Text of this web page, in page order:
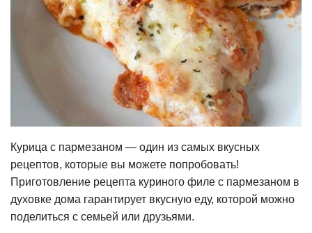
Курица с пармезаном — один из самых вкусных
рецептов, которые вы можете попробовать!
Приготовление рецепта куриного филе с пармезаном в
духовке дома гарантирует вкусную еду, которой можно
поделиться с семьей или друзьями.